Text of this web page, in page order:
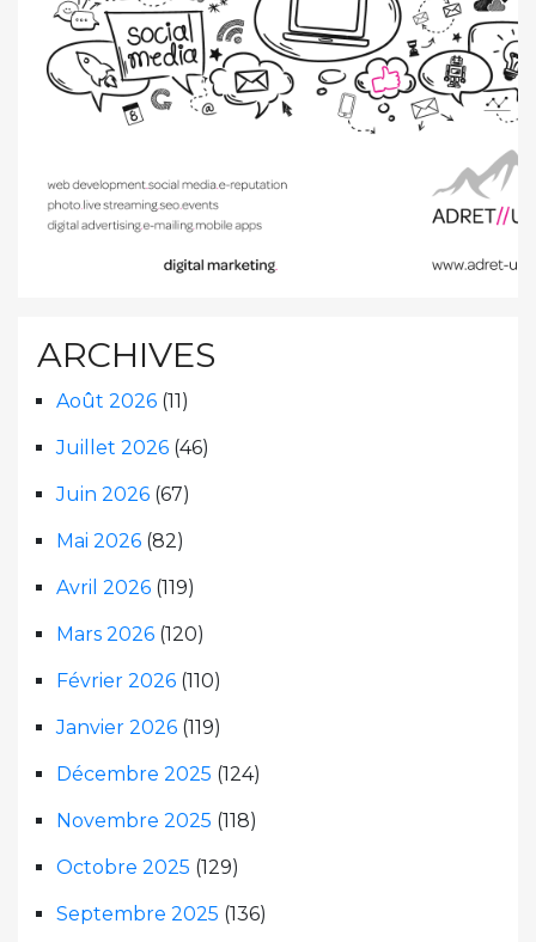
ARCHIVES
Août 2026 (11)
Juillet 2026 (46)
Juin 2026 (67)
Mai 2026 (82)
Avril 2026 (119)
Mars 2026 (120)
Février 2026 (110)
Janvier 2026 (119)
Décembre 2025 (124)
Novembre 2025 (118)
Octobre 2025 (129)
Septembre 2025 (136)